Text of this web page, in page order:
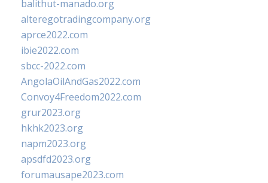
balithut-manado.org
alteregotradingcompany.org
aprce2022.com
ibie2022.com
sbcc-2022.com
AngolaOilAndGas2022.com
Convoy4Freedom2022.com
grur2023.org
hkhk2023.org
napm2023.org
apsdfd2023.org
forumausape2023.com